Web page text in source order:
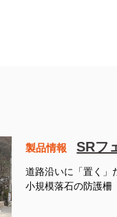
製品情報 SRフ
道路沿いに「置く」
小規模落石の防護柵